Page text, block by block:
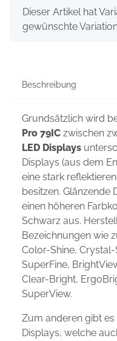
x
Dieser Artikel hat
gewünschte
Beschreibung
Grundsätzlich wird
Pro 79IC zwischen
LED Displays
Displays (aus dem
eine stark
besitzen. Glänzende
einen höheren
Schwarz aus.
Bezeichnungen wie
Color-Shine,
SuperFine,
Clear-Bright,
SuperView.
Zum anderen gibt
Displays, welche